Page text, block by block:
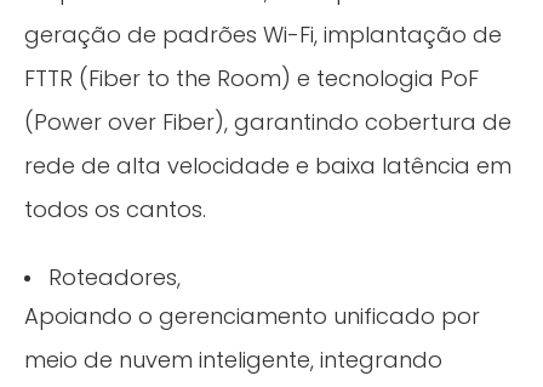
geração de padrões Wi-Fi, implantação de
FTTR (Fiber to the Room) e tecnologia PoF
(Power over Fiber), garantindo cobertura de
rede de alta velocidade e baixa latência em
todos os cantos.
Roteadores,
Apoiando o gerenciamento unificado por
meio de nuvem inteligente, integrando